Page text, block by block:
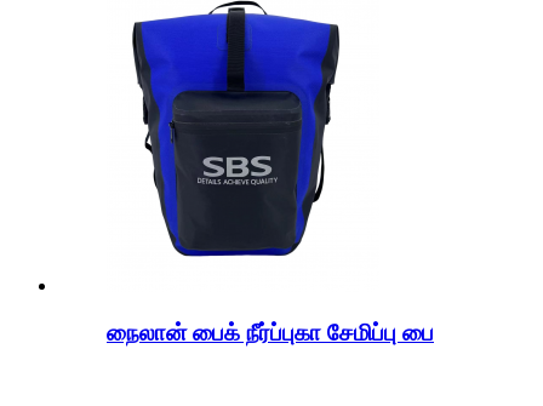
நைலான் பைக் நீர்ப்புகா சேமிப்பு பை